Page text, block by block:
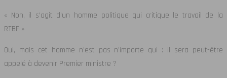
« Non, il s’agit d’un homme politique qui critique le travail de la
RTBF »
Oui, mais cet homme n’est pas n’importe qui : il sera peut-être
appelé à devenir Premier ministre ?